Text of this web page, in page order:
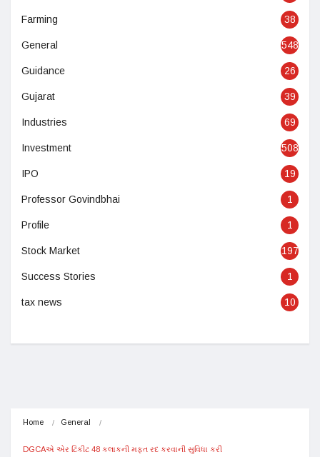
Farming 38
General 548
Guidance 26
Gujarat 39
Industries 69
Investment 508
IPO 19
Professor Govindbhai 1
Profile 1
Stock Market 197
Success Stories 1
tax news 10
Home General
DGCAએ એર ટિકીટ 48 કલાકની મફત રદ કરવાની સુવિધા કરી